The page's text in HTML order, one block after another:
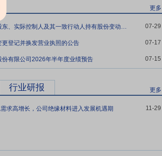
及认证，供求双方从初步接触到建立稳定的供货关
务体系，与中国中车、南京汽轮、金风科技、远景
程中，得益于该等优质客户的高标准、严要求，公
牌影响力，为公司市场拓展奠定了坚实的客户资源
压制品、绝缘树脂、云母制品、纤维制品、绑扎制
的前七类。经过长期的行业积累和持续的研发创
式服务，实现对客户需求的快速响应，从而有效提
领域广泛，公司相关产品具有跨行业应用的发展潜
试验、成品入库/出库、仓储管理等主要质量控制
更多
博菲电气:关于公司控股股东、实际控制人及其一致行动人持有股份变动触及1%整数倍的公告 07-29
登记并换发营业执照的公告 07-17
有限公司2026年半年度业绩预告 07-15
行业研报 更多
求高增长，公司绝缘材料进入发展机遇期 11-29